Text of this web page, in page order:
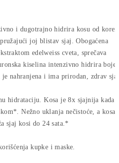
i dugotrajno hidrira kosu od
joj blistav sjaj. Obogaćena
edelweiss cveta, sprečava
kiselina intenzivno hidrira
nahranjena i ima prirodan, zdrav
hidrataciju. Kosa je 8x sjajnija kada
Nežno uklanja nečistoće, a kosa
sjaj kosi do 24 sata.*
kupke i maske.